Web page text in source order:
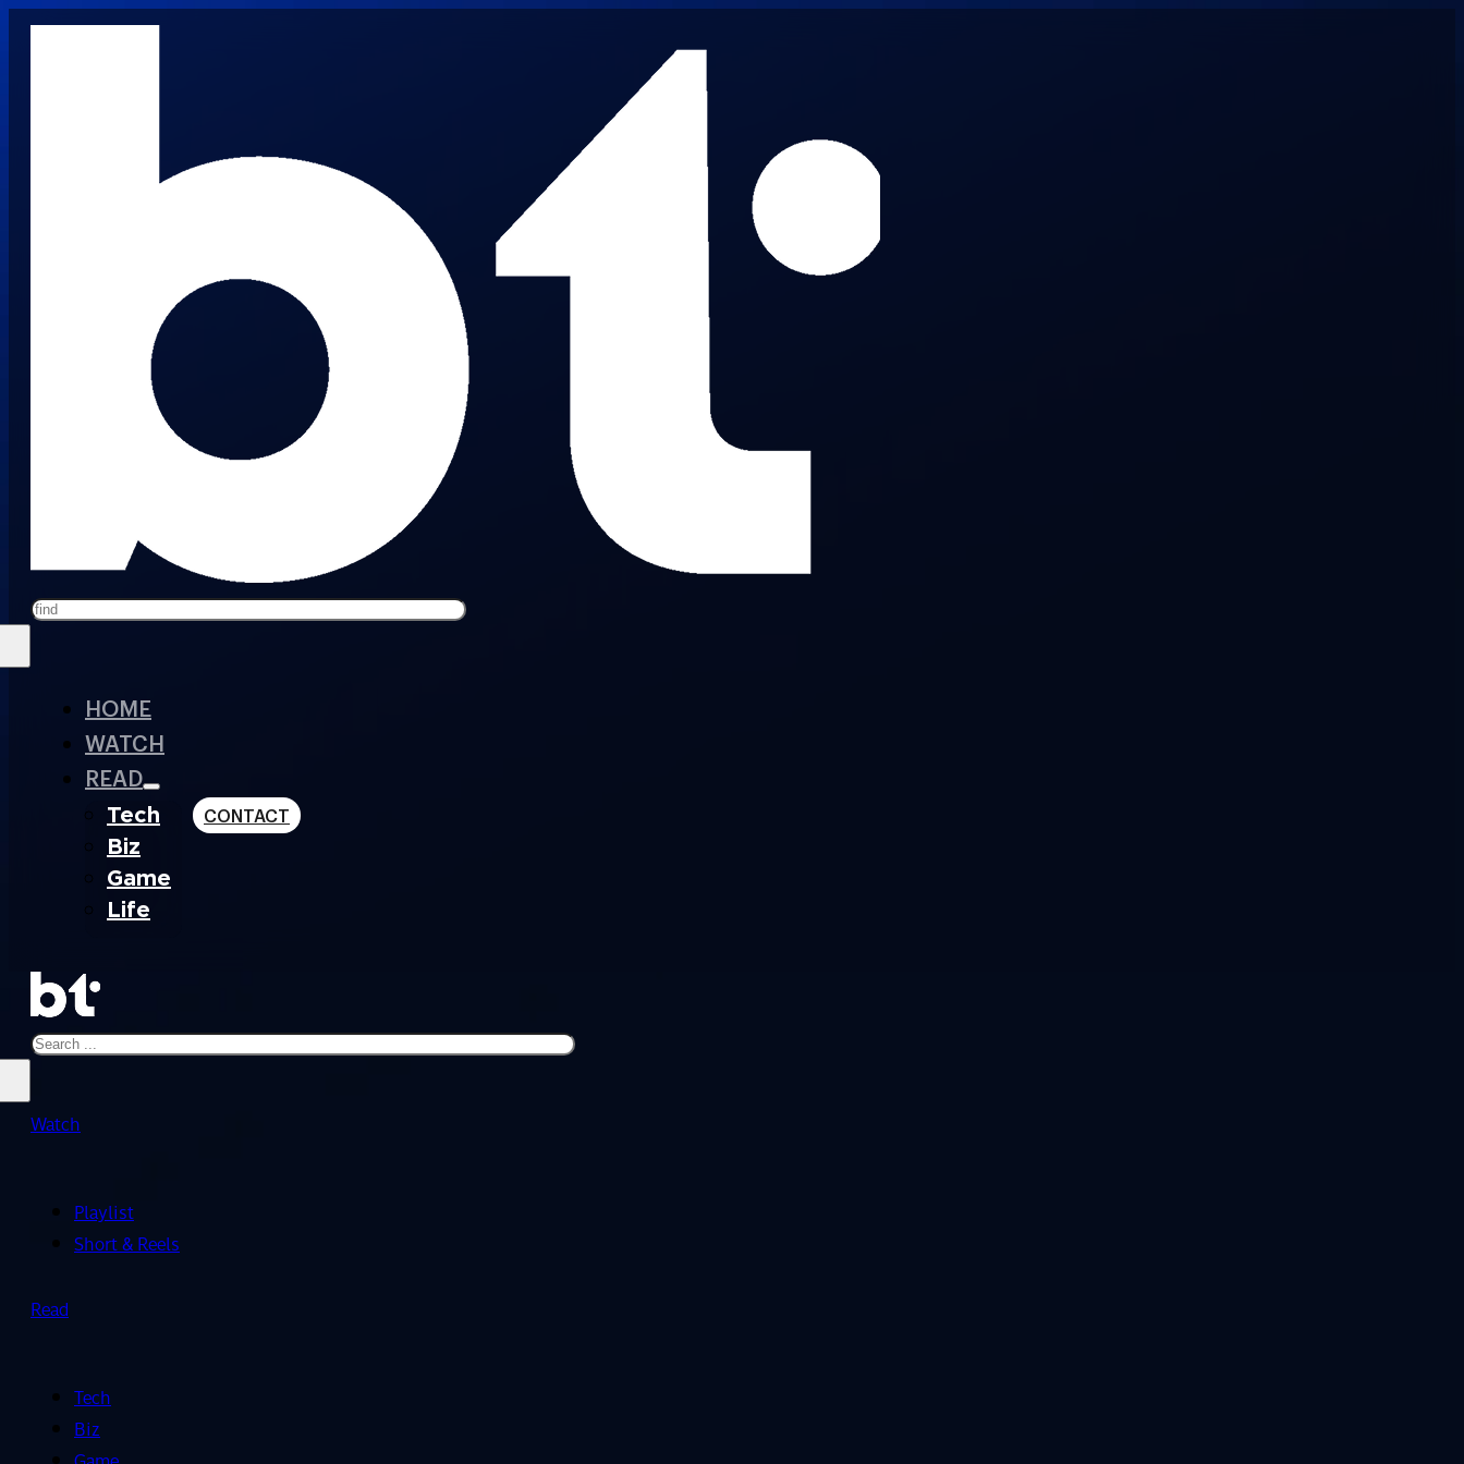
Search
HOME
WATCH
READ
Tech
Biz
Game
Life
CONTACT
Search
Watch
Playlist
Short & Reels
Read
Tech
Biz